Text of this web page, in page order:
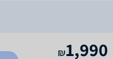
1,990
₪